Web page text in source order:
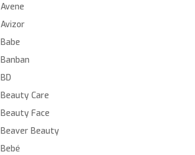
Avene
Avizor
Babe
Banban
BD
Beauty Care
Beauty Face
Beaver Beauty
Bebé